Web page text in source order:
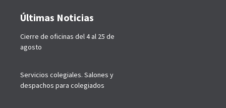
Últimas Noticias
Cierre de oficinas del 4 al 25 de
agosto
Servicios colegiales. Salones y
despachos para colegiados